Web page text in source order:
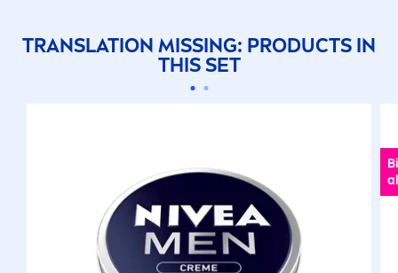
᠎TRANSLATION MISSING: PRODUCTS IN
THIS SET